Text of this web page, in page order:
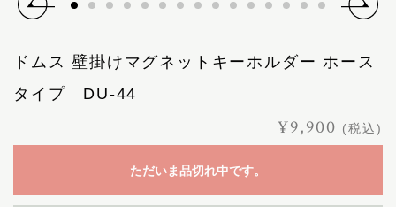
ドムス 壁掛けマグネットキーホルダー ホース
タイプ DU-44
¥9,900 (税込)
ただいま品切れ中です。